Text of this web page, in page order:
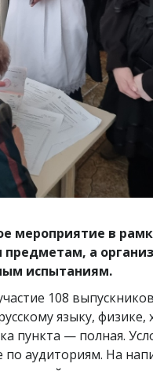
мероприятие в
а
испытаниям.
108
языку,
пункта — полная.
аудиториям. На